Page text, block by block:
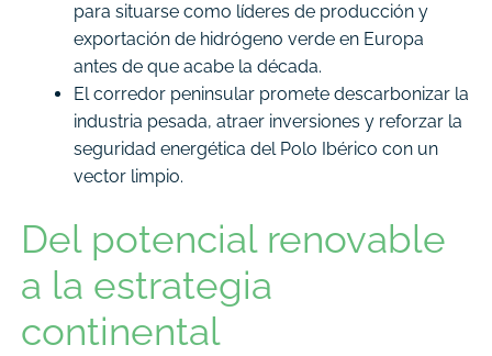
para situarse como líderes de producción y
exportación de hidrógeno verde en Europa
antes de que acabe la década.
El corredor peninsular promete descarbonizar la
industria pesada, atraer inversiones y reforzar la
seguridad energética del Polo Ibérico con un
vector limpio.
Del potencial renovable
a la estrategia
continental